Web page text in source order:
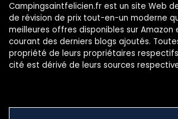
Campingsaintfelicien.fr est un site Web
de révision de prix tout-en-un moderne
meilleures offres disponibles sur Amazon
courant des derniers blogs ajoutés.
propriété de leurs propriétaires
cité est dérivé de leurs sources